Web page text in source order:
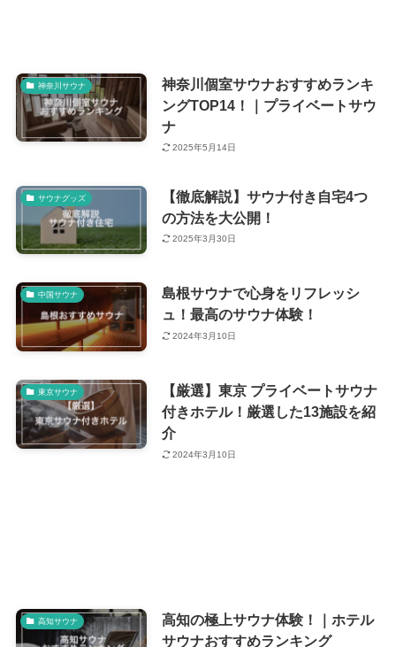
神奈川サウナ
神奈川個室サウナおすすめランキ
ングTOP14！｜プライベートサウ
ナ
2025年5月14日
サウナグッズ
【徹底解説】サウナ付き自宅4つ
の方法を大公開！
2025年3月30日
中国サウナ
島根サウナで心身をリフレッシ
ュ！最高のサウナ体験！
2024年3月10日
東京サウナ
【厳選】東京 プライベートサウナ
付きホテル！厳選した13施設を紹
介
2024年3月10日
高知サウナ
高知の極上サウナ体験！｜ホテル
サウナおすすめランキング